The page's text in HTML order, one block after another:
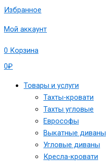
Избранное
Мой аккаунт
0₽
0 Корзина
Товары и услуги
Тахты-кровати
Тахты угловые
Еврософы
Выкатные диваны
Угловые диваны
Кресла-кровати
7-
Вктбежт